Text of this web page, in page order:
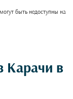
быть недоступны на
Карачи в